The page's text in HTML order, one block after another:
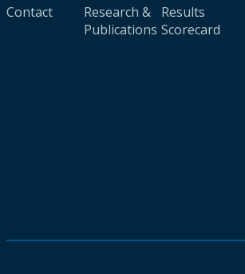
Contact
Research &
Publications
Results
Scorecard